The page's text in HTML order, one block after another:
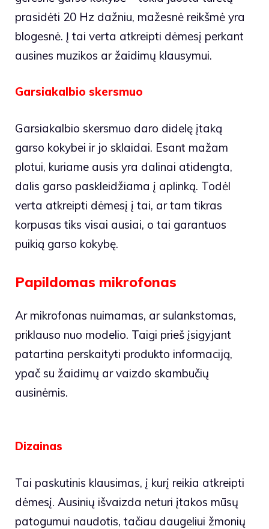
prasidėti 20 Hz dažniu, mažesnė reikšmė yra
blogesnė. Į tai verta atkreipti dėmesį perkant
ausines muzikos ar žaidimų klausymui.
Garsiakalbio skersmuo
Garsiakalbio skersmuo daro didelę įtaką
garso kokybei ir jo sklaidai. Esant mažam
plotui, kuriame ausis yra dalinai atidengta,
dalis garso paskleidžiama į aplinką. Todėl
verta atkreipti dėmesį į tai, ar tam tikras
korpusas tiks visai ausiai, o tai garantuos
puikią garso kokybę.
Papildomas mikrofonas
Ar mikrofonas nuimamas, ar sulankstomas,
priklauso nuo modelio. Taigi prieš įsigyjant
patartina perskaityti produkto informaciją,
ypač su žaidimų ar vaizdo skambučių
ausinėmis.
Dizainas
Tai paskutinis klausimas, į kurį reikia atkreipti
dėmesį. Ausinių išvaizda neturi įtakos mūsų
patogumui naudotis, tačiau daugeliui žmonių